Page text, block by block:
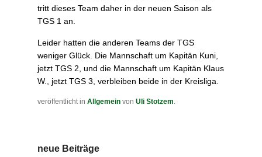
tritt dieses Team daher in der neuen Saison als
TGS 1 an.
Leider hatten die anderen Teams der TGS
weniger Glück. Die Mannschaft um Kapitän Kuni,
jetzt TGS 2, und die Mannschaft um Kapitän Klaus
W., jetzt TGS 3, verbleiben beide in der Kreisliga.
veröffentlicht in Allgemein von Uli Stotzem
neue Beiträge